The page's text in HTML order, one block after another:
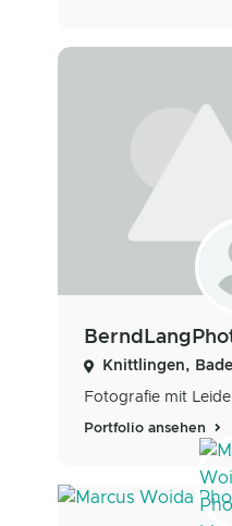
Knittlingen,
Fotografie mit
Portfolio ansehen